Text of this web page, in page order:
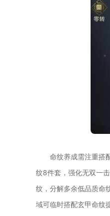
命纹养成需注重搭
纹8件套，强化无双一
纹，分解多余低品质命
域可临时搭配玄甲命纹